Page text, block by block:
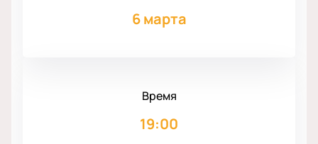
6 марта
Время
19:00